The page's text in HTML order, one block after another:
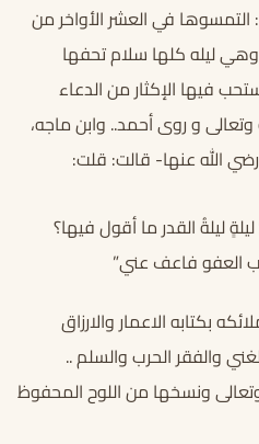
التمسوها في العشر الأواخر من
ليله كلها سلام تحفها
فيها الإكثار من الدعاء
و روى أحمد.. وابن ماجه،
الله عنها- قالت: قلت:
ليلةُ القدر ما أقول فيها؟
العفو فاعف عني”
بكتابه الاعمار والارزاق
والفقر الحرب والسلم ..
ونسخها من اللوح المحفوظ